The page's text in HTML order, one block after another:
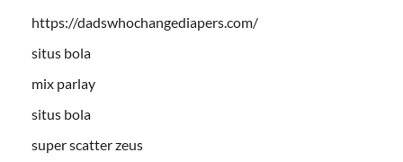
https://dadswhochangediapers.com/
situs bola
mix parlay
situs bola
super scatter zeus